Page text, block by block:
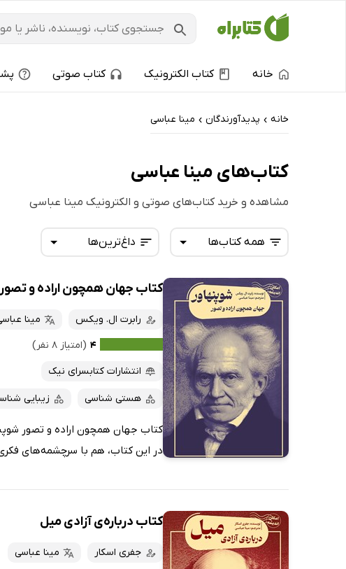
خانه کتاب الکترونیک کتاب صوتی
خانه › پدیدآورندگان › مینا عباسی
کتاب‌های مینا عباسی
مشاهده و خرید کتاب‌های صوتی و الکترونیک مینا عباسی
داغ‌ترین‌ها
تازه‌ها
داغ‌ترین‌ها
پربحث‌ها
ارزان ترین‌ها
همه کتاب‌ها
همه کتاب‌ها
کتاب‌های صوتی
کتاب‌های متنی
کتاب جهان همچون اراده و تصور
رابرت ال. ویکس
مینا
۴ (امتیاز ۸ نفر)
انتشارات کتابسرای نیک
هستی شناسی زیبایی
کتاب جهان همچون اراده و تصور
در این کتاب، هم با سرچشمه‌های
کتاب درباره‌ی آزادی میل
جفری اسکار مینا عباسی